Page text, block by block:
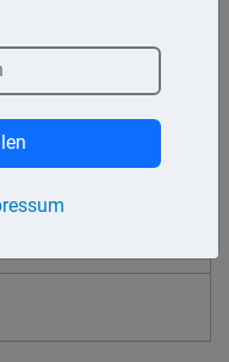
2026:
Diedreitägige
Zahlungsschonfrist
den Eingang der